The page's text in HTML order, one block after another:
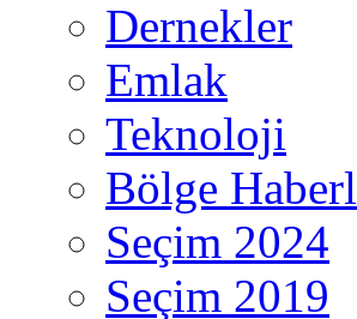
Dernekler
Emlak
Teknoloji
Bölge
Seçim 2024
Seçim 2019